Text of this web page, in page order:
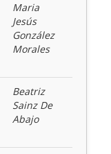
Maria
Jesús
González
Morales
Beatriz
Sainz De
Abajo